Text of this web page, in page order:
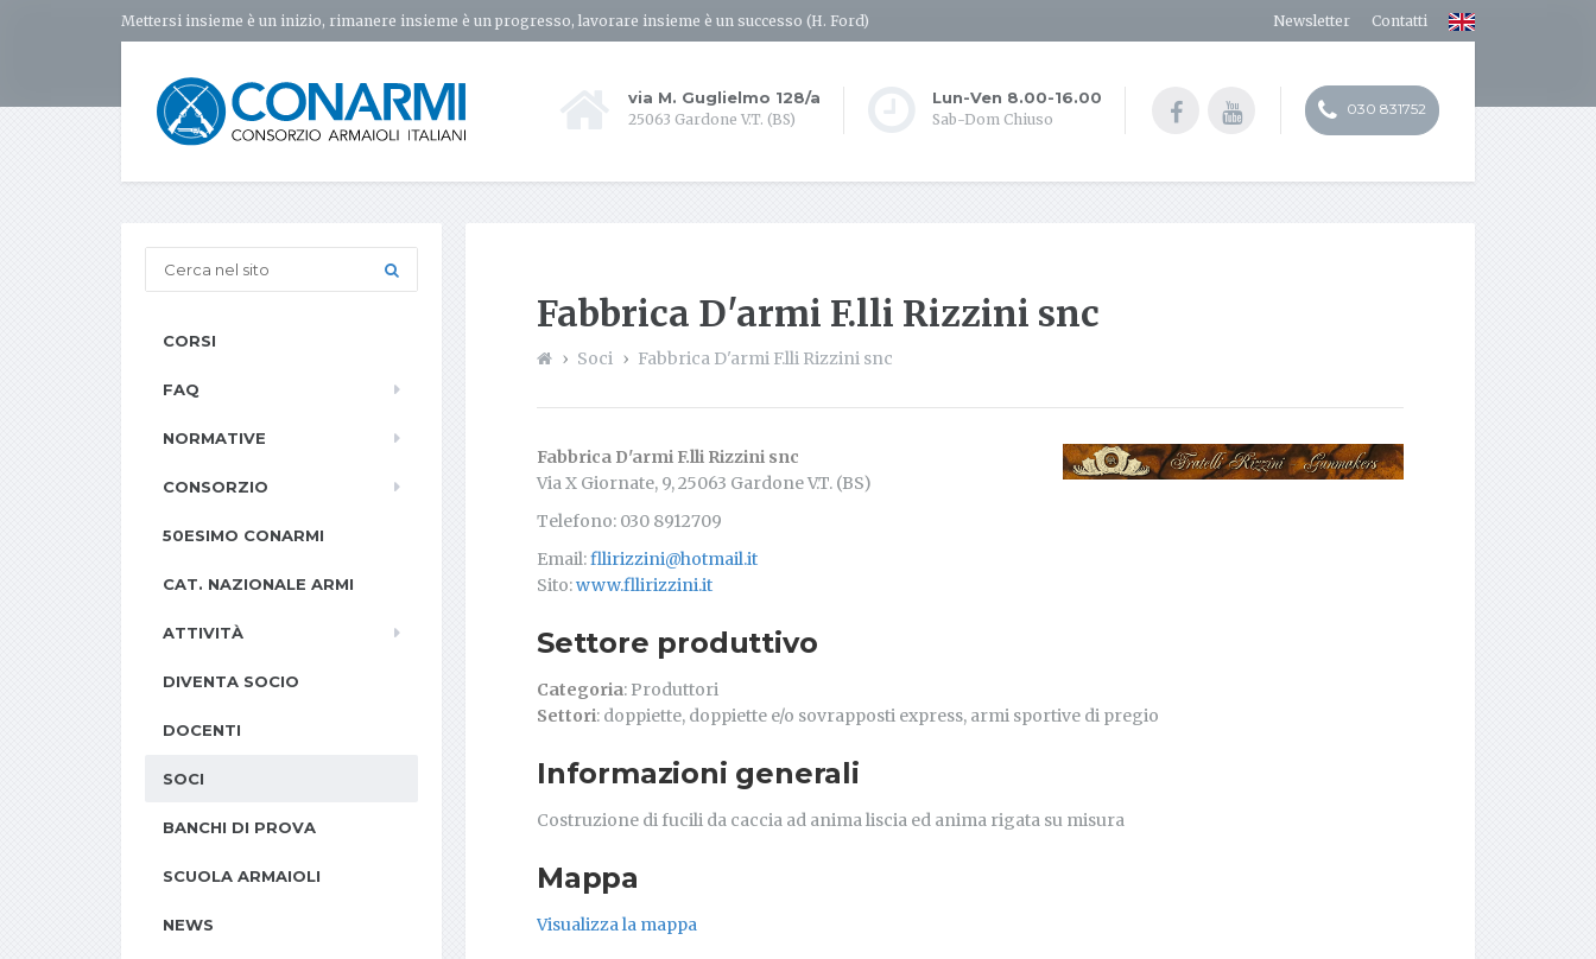
Mettersi insieme è un inizio, rimanere insieme è un progresso, lavorare insieme è un successo (H. Ford) Newsletter Contatti
via M. Guglielmo 128/a
25063 Gardone V.T. (BS)
Lun-Ven 8.00-16.00
Sab-Dom Chiuso
030 831752
Fabbrica D'armi F.lli Rizzini snc
Soci Fabbrica D'armi F.lli Rizzini snc
Fabbrica D'armi F.lli Rizzini snc
Via X Giornate, 9, 25063 Gardone V.T. (BS)
Telefono: 030 8912709
Email:fllirizzini@hotmail.it
Sito:www.fllirizzini.it
Settore produttivo
Categoria: Produttori
Settori: doppiette, doppiette e/o sovrapposti express, armi sportive di pregio
Informazioni generali
Costruzione di fucili da caccia ad anima liscia ed anima rigata su misura
Mappa
Visualizza la mappa
CORSI
FAQ
NORMATIVE
CONSORZIO
50ESIMO CONARMI
CAT. NAZIONALE ARMI
ATTIVITÀ
DIVENTA SOCIO
DOCENTI
SOCI
BANCHI DI PROVA
SCUOLA ARMAIOLI
NEWS